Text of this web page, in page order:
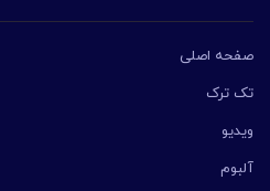
صفحه اصلی
تک ترک
ویدیو
آلبوم